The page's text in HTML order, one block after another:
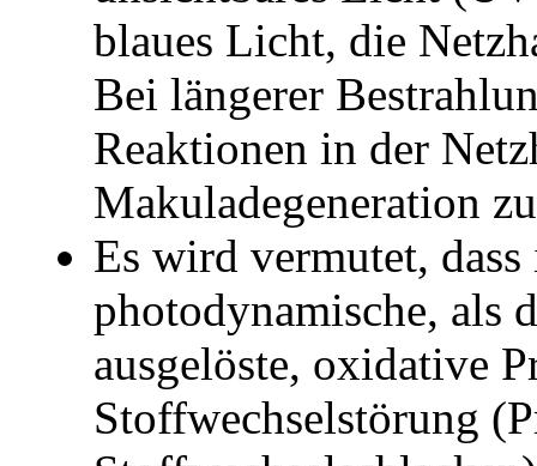
blaues Licht, die
Bei längerer
Reaktionen in der
Makuladegeneration
Es wird vermutet, dass
photodynamische, als
ausgelöste, oxidative
Stoffwechselstörung